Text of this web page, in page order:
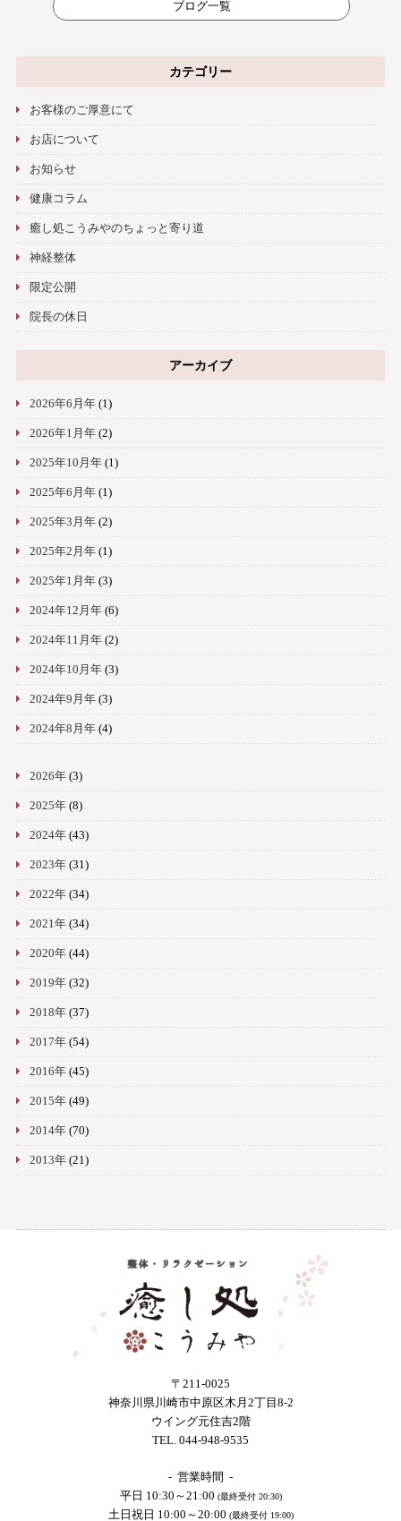
ブログ一覧
カテゴリー
お客様のご厚意にて
お店について
お知らせ
健康コラム
癒し処こうみやのちょっと寄り道
神経整体
限定公開
院長の休日
アーカイブ
2026年6月年(1)
2026年1月年(2)
2025年10月年(1)
2025年6月年(1)
2025年3月年(2)
2025年2月年(1)
2025年1月年(3)
2024年12月年(6)
2024年11月年(2)
2024年10月年(3)
2024年9月年(3)
2024年8月年(4)
2026年(3)
2025年(8)
2024年(43)
2023年(31)
2022年(34)
2021年(34)
2020年(44)
2019年(32)
2018年(37)
2017年(54)
2016年(45)
2015年(49)
2014年(70)
2013年(21)
〒211-0025
神奈川県川崎市中原区木月2丁目8-2
ウイング元住吉2階
TEL. 044-948-9535
- 営業時間 -
平日 10:30～21:00 (最終受付 20:30)
土日祝日 10:00～20:00 (最終受付 19:00)